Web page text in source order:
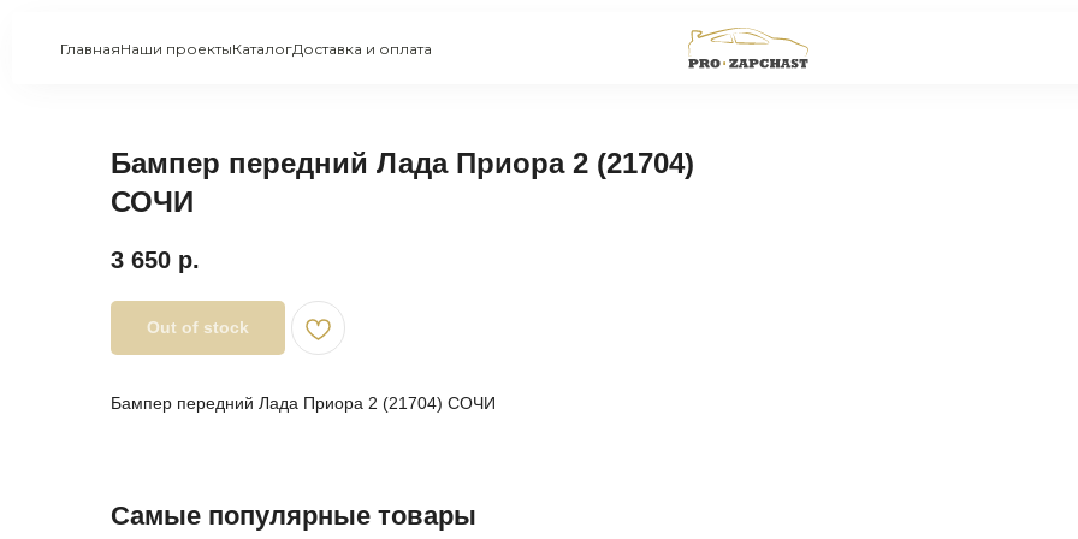
ГлавнаяНаши проектыКаталогДоставка и оплата
Бампер передний Лада Приора 2 (21704)
СОЧИ
3 650 р.
Out of stock
Бампер передний Лада Приора 2 (21704) СОЧИ
Самые популярные товары